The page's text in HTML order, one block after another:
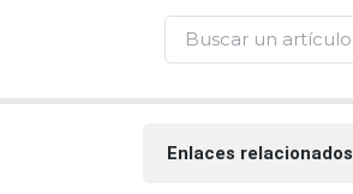
Enlaces relacionados